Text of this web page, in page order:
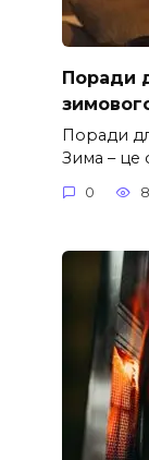
Поради
Поради
Зима – це
0